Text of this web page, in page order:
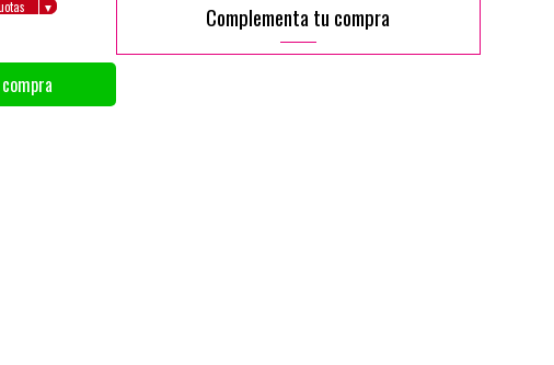
Complementa tu compra